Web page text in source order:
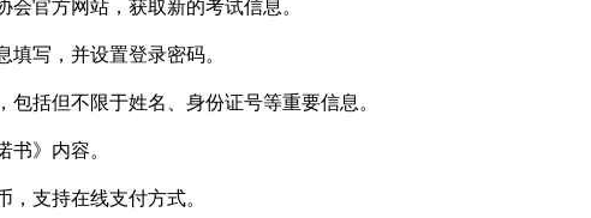
官方网站，获取新的考试信息。
写，并设置登录密码。
括但不限于姓名、身份证号等重要信息。
》内容。
支持在线支付方式。